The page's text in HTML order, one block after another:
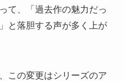
て、「過去作の魅力だっ
と落胆する声が多く上が
この変更はシリーズのア